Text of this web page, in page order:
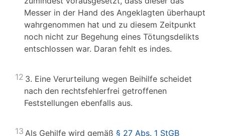
Messer in der Hand des Angeklagten überhaupt
wahrgenommen hat und zu diesem Zeitpunkt
noch nicht zur Begehung eines Tötungsdelikts
entschlossen war. Daran fehlt es indes.
12 3. Eine Verurteilung wegen Beihilfe scheidet
nach den rechtsfehlerfrei getroffenen
Feststellungen ebenfalls aus.
13 Als Gehilfe wird gemäß § 27 Abs. 1 StGB